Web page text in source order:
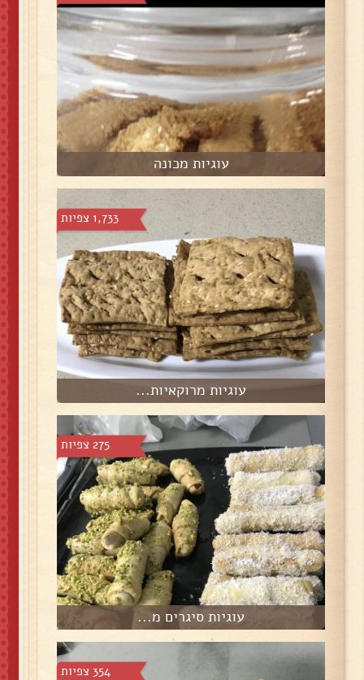
עוגיות מכונה
1,733 צפיות
עוגיות מרוקאיות...
275 צפיות
עוגיות סיגרים מ...
354 צפיות